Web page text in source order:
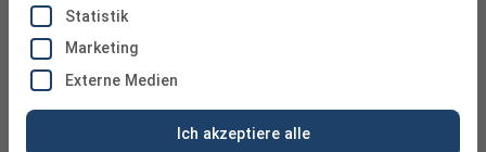
Statistik
Marketing
Externe Medien
Ich akzeptiere alle